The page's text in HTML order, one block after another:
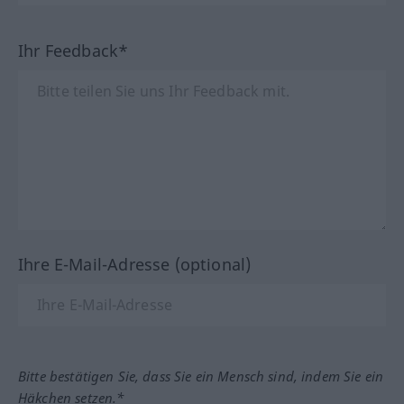
Ihr Feedback*
Ihre E-Mail-Adresse (optional)
Bitte bestätigen Sie, dass Sie ein Mensch sind, indem Sie ein
Häkchen setzen.*